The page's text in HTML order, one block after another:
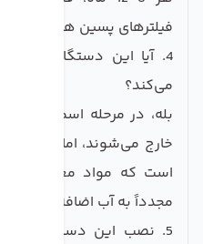
فیلترهای پسین هر 12 ماه باید تعویض شوند.
4. آیا این دستگاه مواد
می‌کند؟
بله، در مرحله اسمز
است که مواد معدنی مفید
مجدداً به آب اضافه می‌کند.
5. نصب این دستگاه چقدر